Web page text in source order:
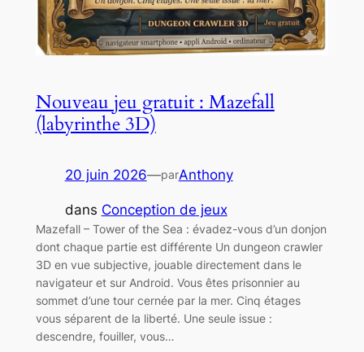
Nouveau jeu gratuit : Mazefall
(labyrinthe 3D)
20 juin 2026—parAnthony
dans Conception de jeux
Mazefall – Tower of the Sea : évadez-vous d’un donjon
dont chaque partie est différente Un dungeon crawler
3D en vue subjective, jouable directement dans le
navigateur et sur Android. Vous êtes prisonnier au
sommet d’une tour cernée par la mer. Cinq étages
vous séparent de la liberté. Une seule issue :
descendre, fouiller, vous…